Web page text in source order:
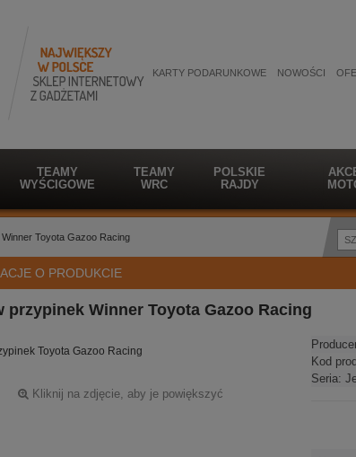
KARTY PODARUNKOWE NOWOŚCI
TEAMY
WYŚCIGOWE
TEAMY
WRC
POLSKIE
RAJDY
Toyota Gazoo Racing
O PRODUKCIE
przypinek Winner Toyota Gazoo Racing
Toyota Gazoo Racing
Kliknij na zdjęcie, aby je powiększyć
Kod
Seria: